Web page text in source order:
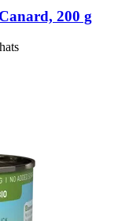
200 g